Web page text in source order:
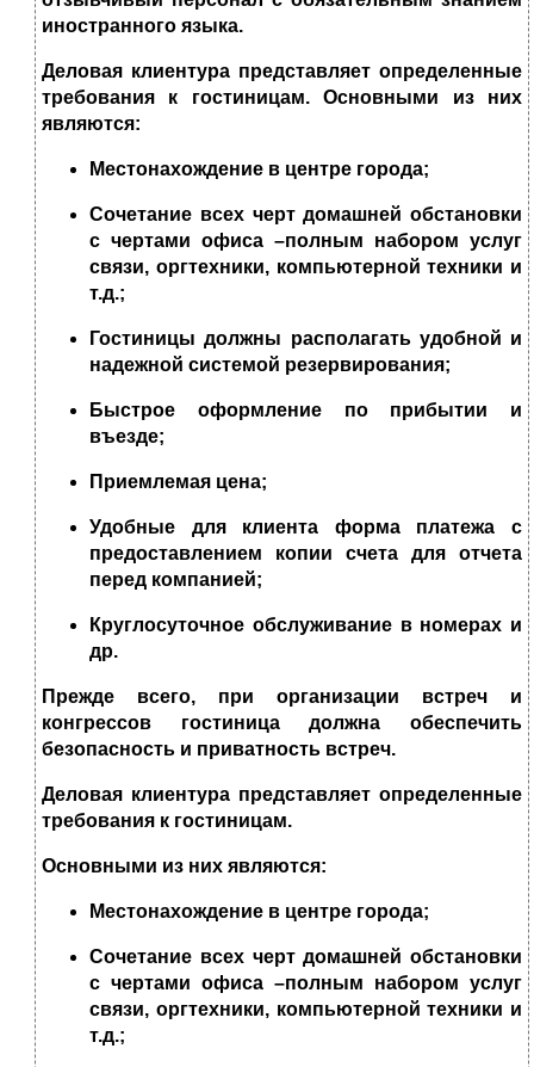
иностранного языка.
Деловая клиентура представляет определенные
требования к гостиницам. Основными из них
являются:
Местонахождение в центре города;
Сочетание всех черт домашней обстановки
с чертами офиса –полным набором услуг
связи, оргтехники, компьютерной техники и
т.д.;
Гостиницы должны располагать удобной и
надежной системой резервирования;
Быстрое оформление по прибытии и
въезде;
Приемлемая цена;
Удобные для клиента форма платежа с
предоставлением копии счета для отчета
перед компанией;
Круглосуточное обслуживание в номерах и
др.
Прежде всего, при организации встреч и
конгрессов гостиница должна обеспечить
безопасность и приватность встреч.
Деловая клиентура представляет определенные
требования к гостиницам.
Основными из них являются:
Местонахождение в центре города;
Сочетание всех черт домашней обстановки
с чертами офиса –полным набором услуг
связи, оргтехники, компьютерной техники и
т.д.;